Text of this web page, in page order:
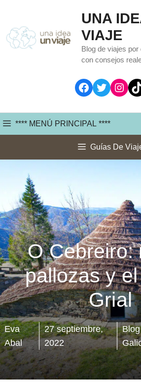
contenido
UNA
VIAJE
Blog de viajes
con consejos
Facebook
Twitter
**** MENÚ PRINCIPAL ****
Guías De
O Cebreiro:
pallozas y
Grial
Eva
Abal
27 septiembre,
2022